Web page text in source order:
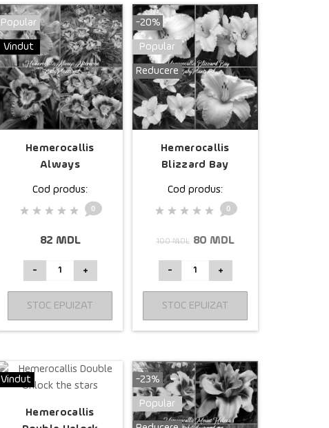
Popular
Vindut
Hemerocallis
Always
Cod produs:
0
82 MDL
- +
STOC EPUIZAT
-20%
Popular
Reducere
Hemerocallis
Blizzard Bay
Cod produs:
0
100 MDL 80 MDL
- +
STOC EPUIZAT
Vindut
Hemerocallis
-23%
Popular